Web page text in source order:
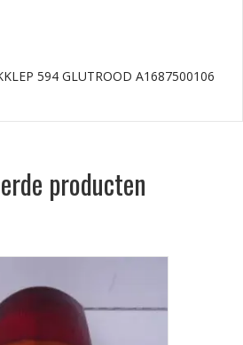
594 GLUTROOD A1687500106
producten